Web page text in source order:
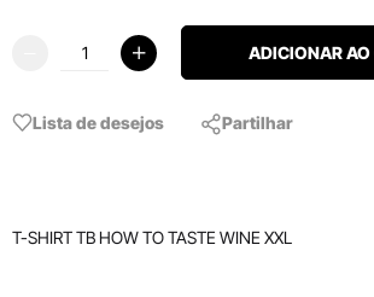
ADICIONAR AO
Lista de desejos Partilhar
T-SHIRT TB HOW TO TASTE WINE XXL